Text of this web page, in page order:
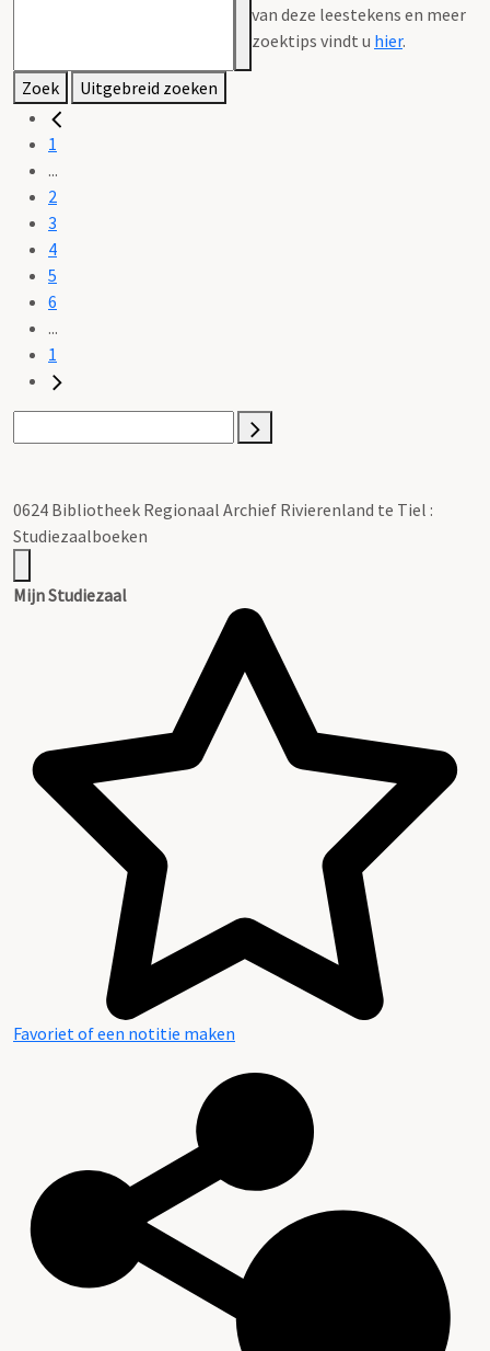
van deze leestekens en meer
zoektips vindt u hier.
Zoek Uitgebreid zoeken
1
...
2
3
4
5
6
...
1
0624 Bibliotheek Regionaal Archief Rivierenland te Tiel :
Studiezaalboeken
Mijn Studiezaal
Favoriet of een notitie maken